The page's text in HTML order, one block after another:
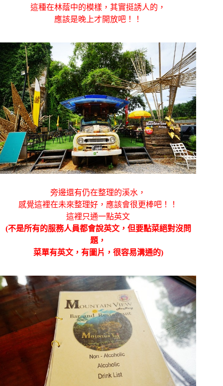
這種在林蔭中的模樣，其實挺誘人的，
應該是晚上才開放吧！！
旁邊還有仍在整理的溪水，
感覺這裡在未來整理好，應該會很更棒吧！！
這裡只通一點英文
(不是所有的服務人員都會說英文，但要點菜絕對沒問
題，
菜單有英文，有圖片，很容易溝通的)